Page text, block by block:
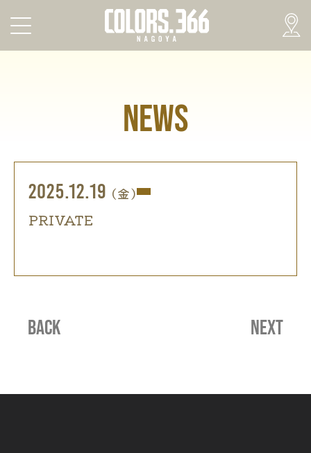
NEWS
2025.12.19 (金)
PRIVATE
BACK NEXT